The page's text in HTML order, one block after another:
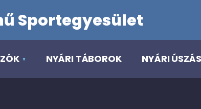
Sportegyesület
NYÁRI TÁBOROK NYÁRI